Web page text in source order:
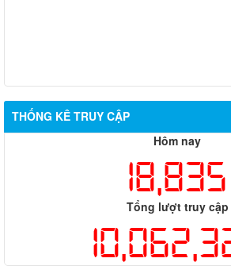
THỐNG KÊ TRUY CẬP
Hôm nay
18,835
Tổng lượt truy cập